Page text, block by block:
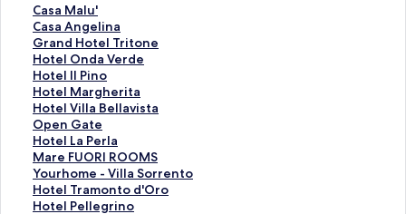
Casa Malu'
L
i
n
k
o
p
e
n
t
d
e
p
a
Casa Angelina
L
i
n
k
o
p
e
n
t
d
e
p
Grand Hotel Tritone
L
i
n
k
o
p
e
n
t
d
e
Hotel Onda Verde
L
i
n
k
o
p
e
n
t
d
Hotel Il Pino
L
i
n
k
o
p
e
n
t
Hotel Margherita
L
i
n
k
o
p
e
n
Hotel Villa Bellavista
L
i
n
k
o
p
e
Open Gate
L
i
n
k
o
p
Hotel La Perla
L
i
n
k
o
Mare FUORI ROOMS
L
i
n
k
Yourhome - Villa Sorrento
L
i
n
Hotel Tramonto d'Oro
L
iHotel Pellegrino
L